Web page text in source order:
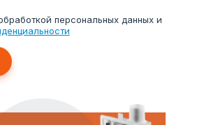
персональных данных и